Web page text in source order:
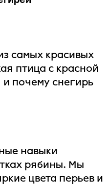
самых красивых
птица с красной
и почему снегирь
навыки
рябины. Мы
цвета перьев и